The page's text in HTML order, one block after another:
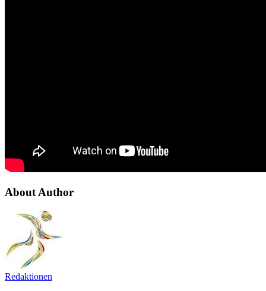
About Author
Redaktionen